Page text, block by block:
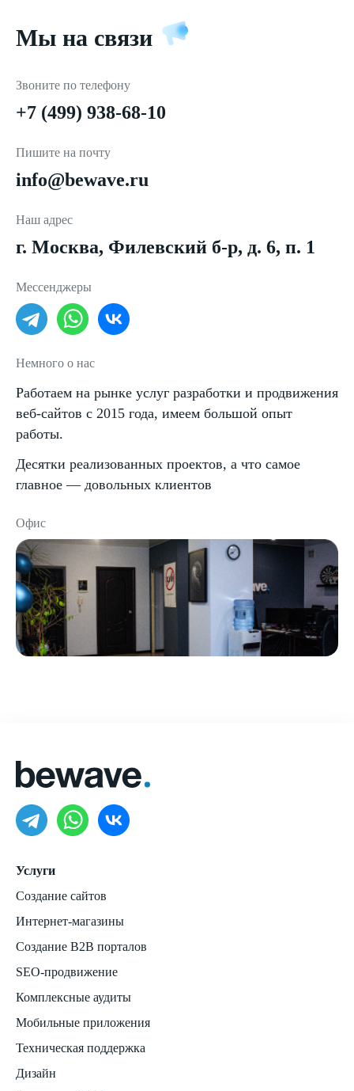
Мы на связи
Звоните по телефону
+7 (499) 938-68-10
Пишите на почту
info@bewave.ru
Наш адрес
г. Москва, Филевский б-р, д. 6, п. 1
Мессенджеры
Немного о нас
Работаем на рынке услуг разработки и продвижения
веб-сайтов с 2015 года, имеем большой опыт
работы.
Десятки реализованных проектов, а что самое
главное — довольных клиентов
Офис
Услуги
Создание сайтов
Интернет-магазины
Создание B2B порталов
SEO-продвижение
Комплексные аудиты
Мобильные приложения
Техническая поддержка
Дизайн